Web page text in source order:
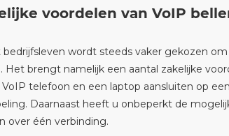
voordelen van VoIP
bedrijfsleven wordt steeds vaker gekozen
Het brengt namelijk een aantal zakelijke
VoIP telefoon en een laptop aansluiten op
Daarnaast heeft u onbeperkt de
over één verbinding.